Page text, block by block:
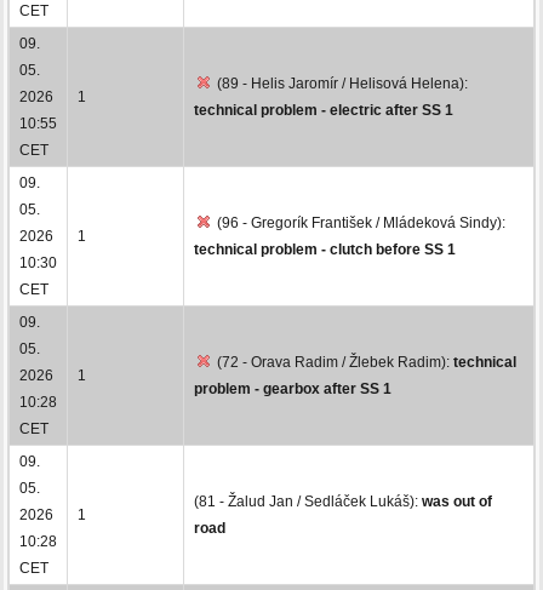
CET
09.
05.
2026
10:55
CET
1
(89 - Helis Jaromír / Helisová Helena):
technical problem - electric after SS 1
09.
05.
2026
10:30
CET
1
(96 - Gregorík František / Mládeková Sindy):
technical problem - clutch before SS 1
09.
05.
2026
10:28
CET
1
(72 - Orava Radim / Žlebek Radim): technical
problem - gearbox after SS 1
09.
05.
2026
10:28
CET
1
(81 - Žalud Jan / Sedláček Lukáš): was out of
road